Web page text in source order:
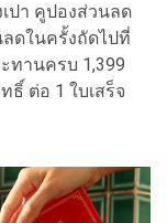
ปา คูปองส่วนลด
ดในครั้งถัดไปที่
ทานครบ 1,399
ต่อ 1 ใบเสร็จ